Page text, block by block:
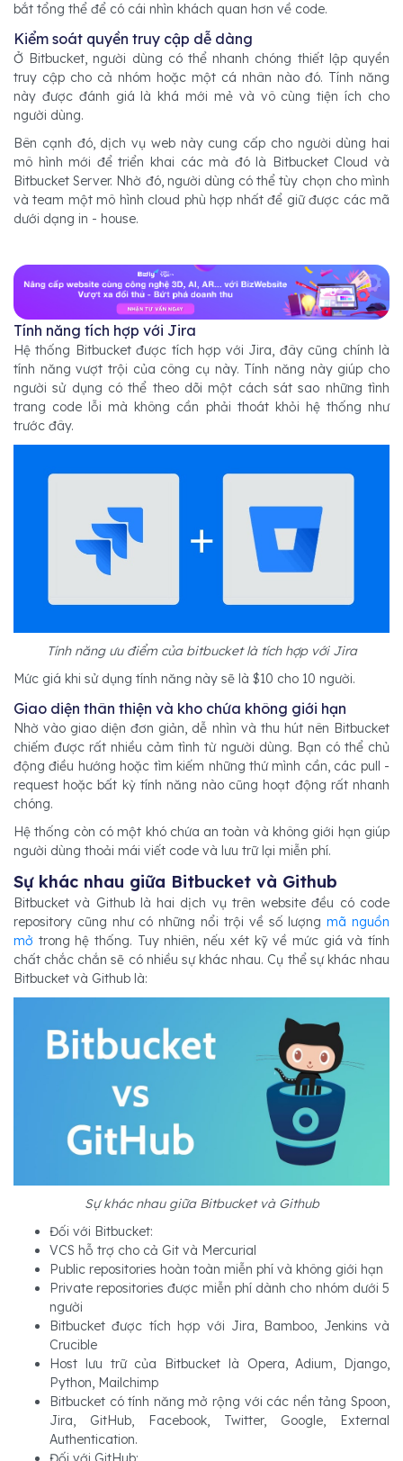
bắt tổng thể để có cái nhìn khách quan hơn về code.
Kiểm soát quyền truy cập dễ dàng
Ở Bitbucket, người dùng có thể nhanh chóng thiết lập quyền
truy cập cho cả nhóm hoặc một cá nhân nào đó. Tính năng
này được đánh giá là khá mới mẻ và vô cùng tiện ích cho
người dùng.
Bên cạnh đó, dịch vụ web này cung cấp cho người dùng hai
mô hình mới để triển khai các mà đó là Bitbucket Cloud và
Bitbucket Server. Nhờ đó, người dùng có thể tùy chọn cho mình
và team một mô hình cloud phù hợp nhất để giữ được các mã
dưới dạng in - house.
Tính năng tích hợp với Jira
Hệ thống Bitbucket được tích hợp với Jira, đây cũng chính là
tính năng vượt trội của công cụ này. Tính năng này giúp cho
người sử dụng có thể theo dõi một cách sát sao những tình
trang code lỗi mà không cần phải thoát khỏi hệ thống như
trước đây.
Tính năng ưu điểm của bitbucket là tích hợp với Jira
Mức giá khi sử dụng tính năng này sẽ là $10 cho 10 người.
Giao diện thân thiện và kho chứa không giới hạn
Nhờ vào giao diện đơn giản, dễ nhìn và thu hút nên Bitbucket
chiếm được rất nhiều cảm tình từ người dùng. Bạn có thể chủ
động điều hướng hoặc tìm kiếm những thứ mình cần, các pull -
request hoặc bất kỳ tính năng nào cũng hoạt động rất nhanh
chóng.
Hệ thống còn có một khó chứa an toàn và không giới hạn giúp
người dùng thoải mái viết code và lưu trữ lại miễn phí.
Sự khác nhau giữa Bitbucket và Github
Bitbucket và Github là hai dịch vụ trên website đều có code
repository cũng như có những nổi trội về số lượngmã nguồn
mở trong hệ thống. Tuy nhiên, nếu xét kỹ về mức giá và tính
chất chắc chắn sẽ có nhiều sự khác nhau. Cụ thể sự khác nhau
Bitbucket và Github là:
Sự khác nhau giữa Bitbucket và Github
Đối với Bitbucket:
VCS hỗ trợ cho cả Git và Mercurial
Public repositories hoàn toàn miễn phí và không giới hạn
Private repositories được miễn phí dành cho nhóm dưới 5
người
Bitbucket được tích hợp với Jira, Bamboo, Jenkins và
Crucible
Host lưu trữ của Bitbucket là Opera, Adium, Django,
Python, Mailchimp
Bitbucket có tính năng mở rộng với các nền tảng Spoon,
Jira, GitHub, Facebook, Twitter, Google, External
Authentication.